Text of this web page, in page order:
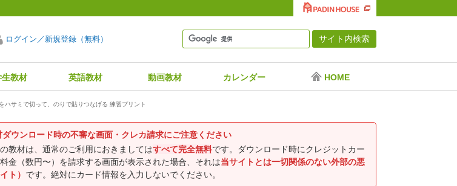
ログイン／新規登録（無料）
生教材 英語教材 動画教材 カレンダー HOME
ハサミで切って、のりで貼りつなげる 練習プリント
ダウンロード時の不審な画面・クレカ請求にご注意ください
教材は、通常のご利用におきましてはすべて完全無料です。ダウンロード時にクレジットカー
金（数円〜）を請求する画面が表示された場合、それは当サイトとは一切関係のない外部の悪
ト） です。絶対にカード情報を入力しないでください。